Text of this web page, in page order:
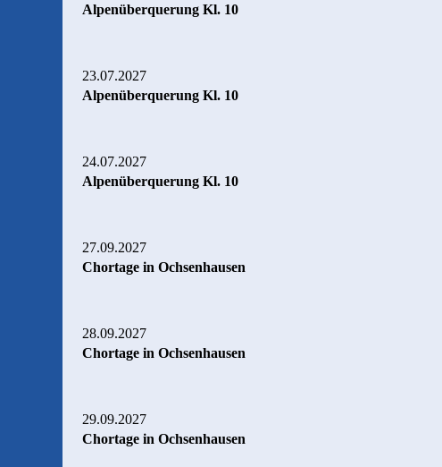
Alpenüberquerung Kl. 10
23.07.2027
Alpenüberquerung Kl. 10
24.07.2027
Alpenüberquerung Kl. 10
27.09.2027
Chortage in Ochsenhausen
28.09.2027
Chortage in Ochsenhausen
29.09.2027
Chortage in Ochsenhausen